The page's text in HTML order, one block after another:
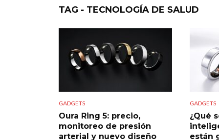
TAG - TECNOLOGÍA DE SALUD
GADGETS
Oura Ring 5: precio,
monitoreo de presión
arterial y nuevo diseño
GADGETS
¿Qué
están